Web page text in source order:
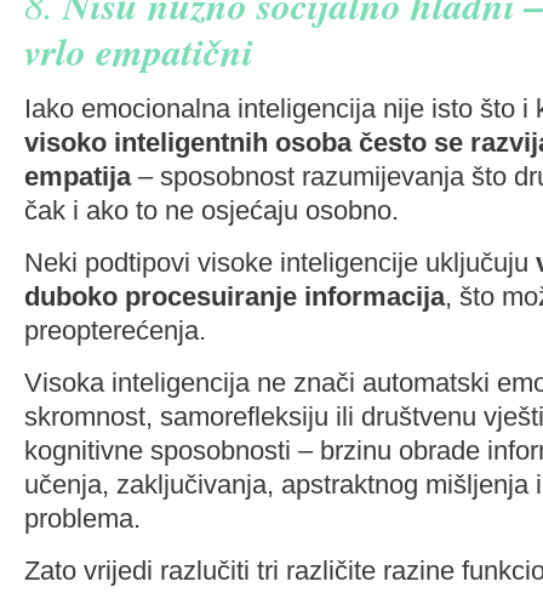
vrlo empatični
Iako emocionalna inteligencija nije isto što i
visoko inteligentnih osoba često se
empatija– sposobnost razumijevanja što
čak i ako to ne osjećaju osobno.
Neki podtipovi visoke inteligencije uključuju
duboko procesuiranje informacija, što
preopterećenja.
Visoka inteligencija ne znači automatski
skromnost, samorefleksiju ili društvenu
kognitivne sposobnosti – brzinu obrade
učenja, zaključivanja, apstraktnog mišljenja
problema.
Zato vrijedi razlučiti tri različite razine